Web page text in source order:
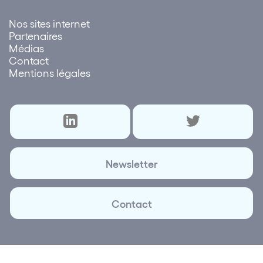
Nos sites internet
Partenaires
Médias
Contact
Mentions légales
Newsletter
Contact